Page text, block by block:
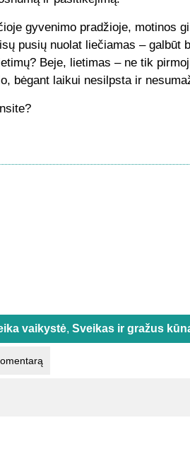
gyvenimo pradžioje, motinos
pusių nuolat liečiamas – galbūt
Beje, lietimas – ne tik
bėgant laikui nesilpsta ir
vaikystė, Sveikas ir gražus